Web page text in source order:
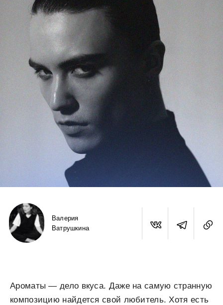
Валерия
Ватрушкина
Ароматы — дело вкуса. Даже на самую странную
композицию найдется свой любитель. Хотя есть